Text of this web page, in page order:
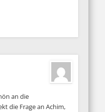
an die
die Frage an Achim,